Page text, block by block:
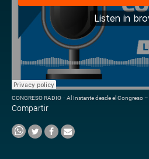
CONGRESO RADIO · Al Instante desde el Congreso
Compartir